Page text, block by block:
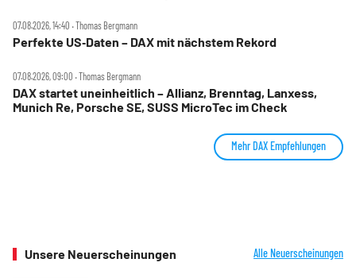
07.08.2026, 14:40 ‧ Thomas Bergmann
Perfekte US‑Daten – DAX mit nächstem Rekord
07.08.2026, 09:00 ‧ Thomas Bergmann
DAX startet uneinheitlich – Allianz, Brenntag, Lanxess,
Munich Re, Porsche SE, SUSS MicroTec im Check
Mehr DAX Empfehlungen
Unsere Neuerscheinungen Alle Neuerscheinungen